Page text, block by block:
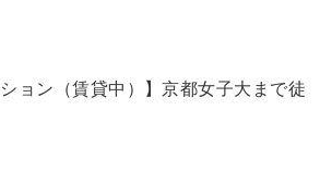
ョン（賃貸中）】京都女子大まで徒